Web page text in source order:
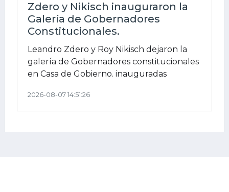
Zdero y Nikisch inauguraron la
Galería de Gobernadores
Constitucionales.
Leandro Zdero y Roy Nikisch dejaron la
galería de Gobernadores constitucionales
en Casa de Gobierno. inauguradas
2026-08-07 14:51:26